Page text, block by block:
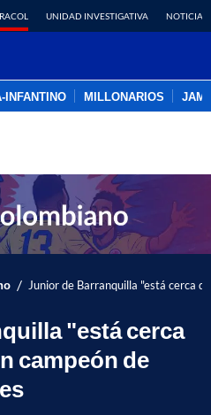
UNIDAD INVESTIGATIVA NOTICIAS
INFANTINO MILLONARIOS
/ Junior de Barranquilla "está cerca
"está cerca
campeón de